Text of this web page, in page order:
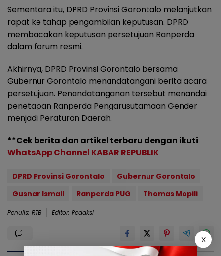
Sementara itu, DPRD Provinsi Gorontalo melanjutkan
rapat ke tahap pengambilan keputusan. DPRD
membacakan keputusan persetujuan Ranperda
dalam forum resmi.
Akhirnya, DPRD Provinsi Gorontalo bersama
Gubernur Gorontalo menandatangani berita acara
persetujuan. Penandatanganan tersebut menandai
penetapan Ranperda Pengarusutamaan Gender
menjadi Peraturan Daerah.
**Cek berita dan artikel terbaru dengan ikuti
WhatsApp Channel KABAR REPUBLIK
DPRD Provinsi Gorontalo
Gubernur Gorontalo
Gusnar Ismail
Ranperda PUG Thomas Mopili
Penulis: RTB Editor: Redaksi
X